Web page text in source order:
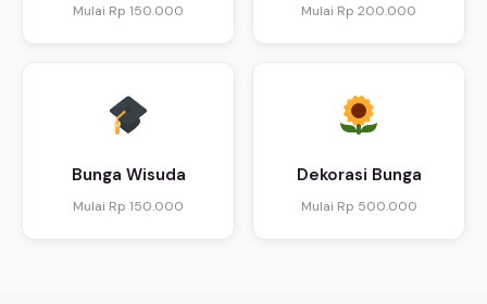
Mulai Rp 150.000 Mulai Rp 200.000
Bunga Wisuda
Mulai Rp 150.000
Dekorasi Bunga
Mulai Rp 500.000